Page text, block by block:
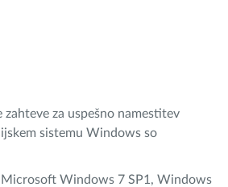
zahteve za uspešno namestitev
sistemu Windows so
Microsoft Windows 7 SP1, Windows